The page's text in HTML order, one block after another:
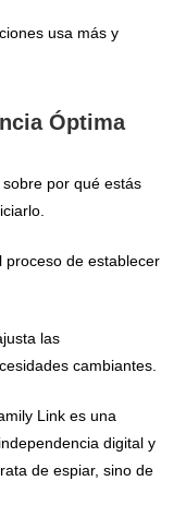
usa más y
Óptima
por qué estás
proceso de establecer
las
cambiantes.
Link es una
digital y
de espiar, sino de